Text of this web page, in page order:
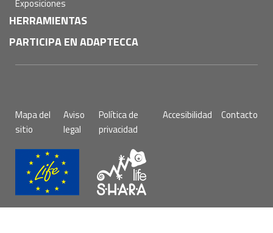
Exposiciones
HERRAMIENTAS
PARTICIPA EN ADAPTECCA
de
página
Mapa del
sitio
Aviso
legal
Política de
privacidad
Accesibilidad Contacto